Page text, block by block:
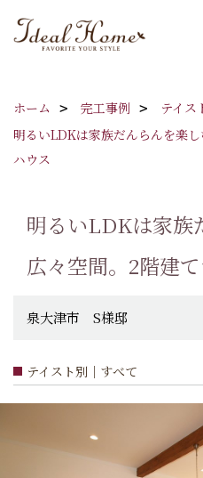
ホーム 完工事例 テイス
明るいLDKは家族だんらんを楽
ハウス
明るいLDKは家族
広々空間。2階建
泉大津市 S様邸
テイスト別｜すべて